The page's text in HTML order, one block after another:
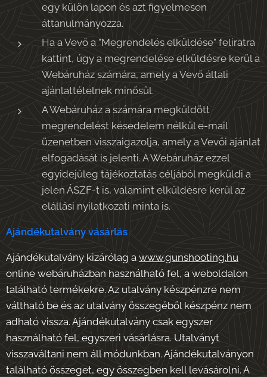
egy külön lapon és azt figyelmesen
áttanulmányozza.
Ha a Vevő a "Megrendelés elküldése" feliratra
kattint, úgy a megrendelése elküldésre kerül a
Webáruház számára, amely a Vevő általi
ajánlattételnek minősül.
A Webáruház a számára megküldött
megrendelést késedelem nélkül e-mail
üzenetben visszaigazolja, amely a Vevői ajánlat
elfogadását is jelenti. A Webáruház ezzel
egyidejűleg tájékoztatás céljából megküldi a
jelen ÁSZF-t is, valamint elküldésre kerül az
elállási nyilatkozati minta is.
Ajándékutalvány vásárlás
Ajándékutalvány kizárólag a www.gunshooting.hu
online webáruházban használható fel, a weboldalon
található termékekre. Az utalvány készpénzre nem
váltható be és az utalvány összegéből készpénz nem
adható vissza. Ajándékutalvány csak egyszer
használható fel, egyszeri vásárlásra. Utalványt
visszaváltani nem áll módunkban. Ajándékutalványon
található összeget, egy összegben kell levásárolni. A